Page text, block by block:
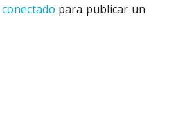
conectado para publicar un